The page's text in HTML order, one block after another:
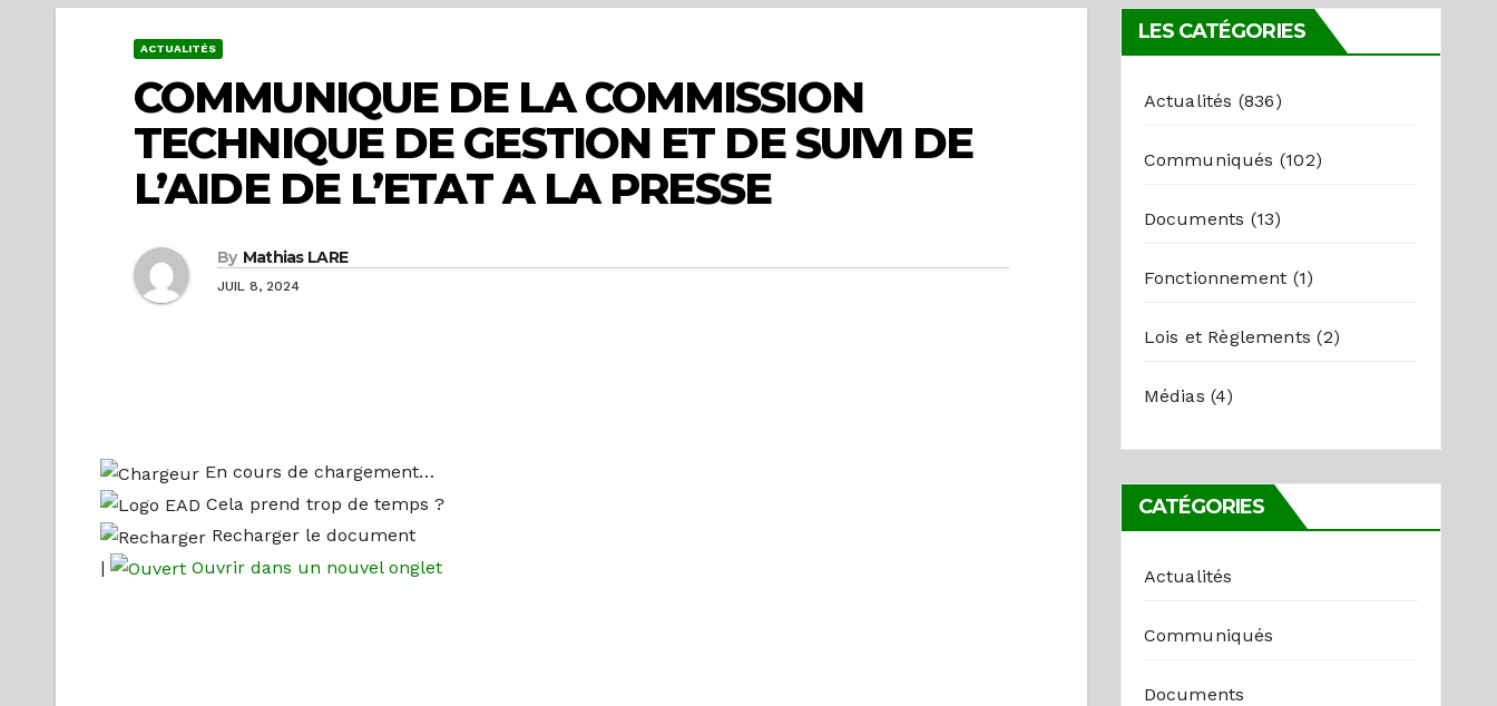
ACTUALITÉS
COMMUNIQUE DE LA COMMISSION
TECHNIQUE DE GESTION ET DE SUIVI DE
L’AIDE DE L’ETAT A LA PRESSE
By Mathias LARE
JUIL 8, 2024
En cours de chargement…
Cela prend trop de temps ?
Recharger le document
|
Ouvrir dans un nouvel onglet
LES CATÉGORIES
Actualités (836)
Communiqués (102)
Documents (13)
Fonctionnement (1)
Lois et Règlements (2)
Médias (4)
CATÉGORIES
Actualités
Communiqués
Documents